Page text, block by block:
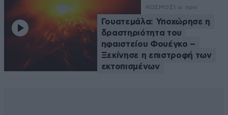
ΚΟΣΜΟΣ 1 ω. πριν
Γουατεμάλα: Υποχώρησε η
δραστηριότητα του
ηφαιστείου Φουέγκο –
Ξεκίνησε η επιστροφή των
εκτοπισμένων